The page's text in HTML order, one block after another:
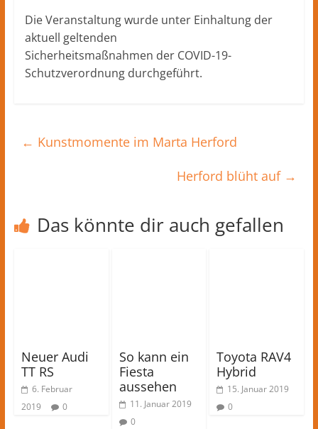
Die Veranstaltung wurde unter Einhaltung der
aktuell geltenden
Sicherheitsmaßnahmen der COVID-19-
Schutzverordnung durchgeführt.
← Kunstmomente im Marta Herford
Herford blüht auf →
Das könnte dir auch gefallen
Neuer Audi
TT RS
6. Februar
2019
0
So kann ein
Fiesta
aussehen
11. Januar 2019
0
Toyota RAV4
Hybrid
15. Januar 2019
0